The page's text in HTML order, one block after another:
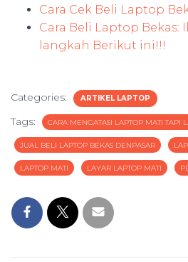
Cara Cek Beli Laptop
Cara Beli Laptop Bekas:
langkah Berikut ini!!!
Categories: ARTIKEL LAPTOP
Tags: CARA MENGATASI LAPTOP MATI TAPI
JUAL BELI LAPTOP BEKAS DENPASAR
LAPTOP MATI LAYAR LAPTOP MATI